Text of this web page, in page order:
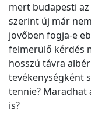
mert budapesti
szerint új már
jövőben fogja-e
felmerülő kérdés
hosszú távra
tevékenységként
tennie? Maradhat
is?